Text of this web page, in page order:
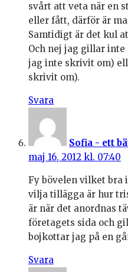
svårt att veta när en
eller fått, därför är
Samtidigt är det kul
Och nej jag gillar
jag inte skrivit om)
skrivit om).
Svara
Sofia - ett
maj 16, 2012 kl. 07:40
Fy bövelen vilket bra
vilja tillägga är hur
är när det anordnas
företagets sida och
bojkottar jag på en
Svara